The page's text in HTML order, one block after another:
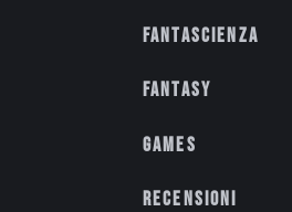
Fantascienza
Fantasy
Games
Recensioni